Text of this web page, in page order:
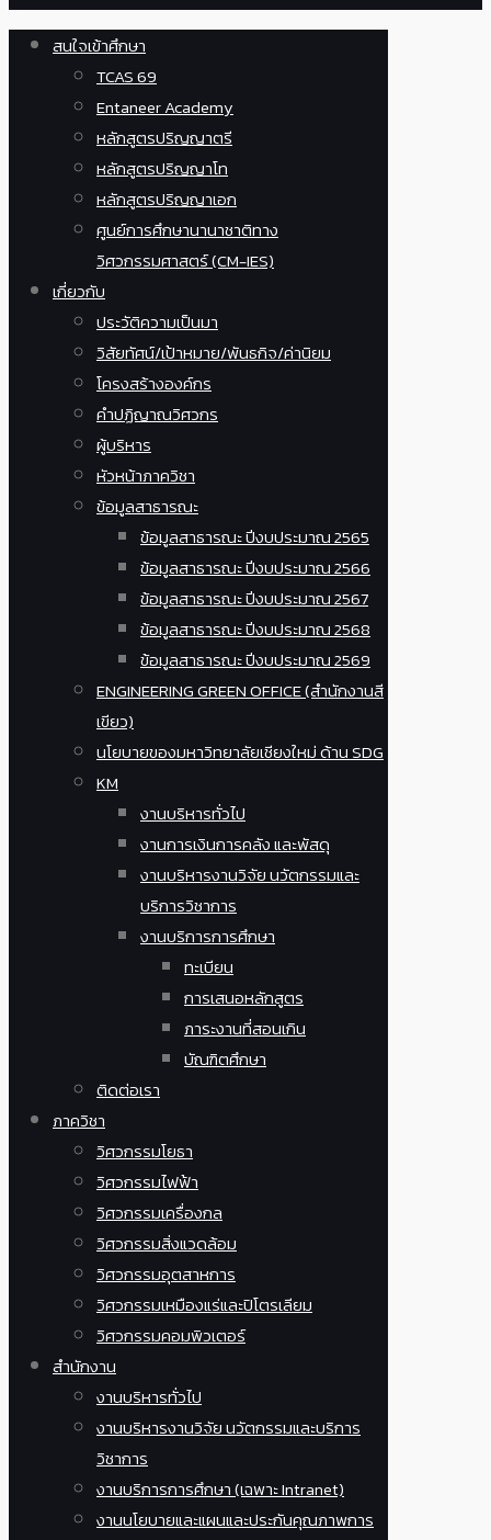
สนใจเข้าศึกษา
TCAS 69
Entaneer Academy
หลักสูตรปริญญาตรี
หลักสูตรปริญญาโท
หลักสูตรปริญญาเอก
ศูนย์การศึกษานานาชาติทาง
วิศวกรรมศาสตร์ (CM-IES)
เกี่ยวกับ
ประวัติความเป็นมา
วิสัยทัศน์/เป้าหมาย/พันธกิจ/ค่านิยม
โครงสร้างองค์กร
คำปฏิญาณวิศวกร
ผู้บริหาร
หัวหน้าภาควิชา
ข้อมูลสาธารณะ
ข้อมูลสาธารณะ ปีงบประมาณ 2565
ข้อมูลสาธารณะ ปีงบประมาณ 2566
ข้อมูลสาธารณะ ปีงบประมาณ 2567
ข้อมูลสาธารณะ ปีงบประมาณ 2568
ข้อมูลสาธารณะ ปีงบประมาณ 2569
ENGINEERING GREEN OFFICE (สำนักงานสี
เขียว)
นโยบายของมหาวิทยาลัยเชียงใหม่ ด้าน SDG
KM
งานบริหารทั่วไป
งานการเงินการคลัง และพัสดุ
งานบริหารงานวิจัย นวัตกรรมและ
บริการวิชาการ
งานบริการการศึกษา
ทะเบียน
การเสนอหลักสูตร
ภาระงานที่สอนเกิน
บัณฑิตศึกษา
ติดต่อเรา
ภาควิชา
วิศวกรรมโยธา
วิศวกรรมไฟฟ้า
วิศวกรรมเครื่องกล
วิศวกรรมสิ่งแวดล้อม
วิศวกรรมอุตสาหการ
วิศวกรรมเหมืองแร่และปิโตรเลียม
วิศวกรรมคอมพิวเตอร์
สำนักงาน
งานบริหารทั่วไป
งานบริหารงานวิจัย นวัตกรรมและบริการ
วิชาการ
งานบริการการศึกษา (เฉพาะ Intranet)
งานนโยบายและแผนและประกันคุณภาพการ